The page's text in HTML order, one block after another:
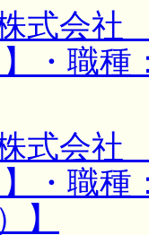
式会社
・職種
式会社
・職種
】